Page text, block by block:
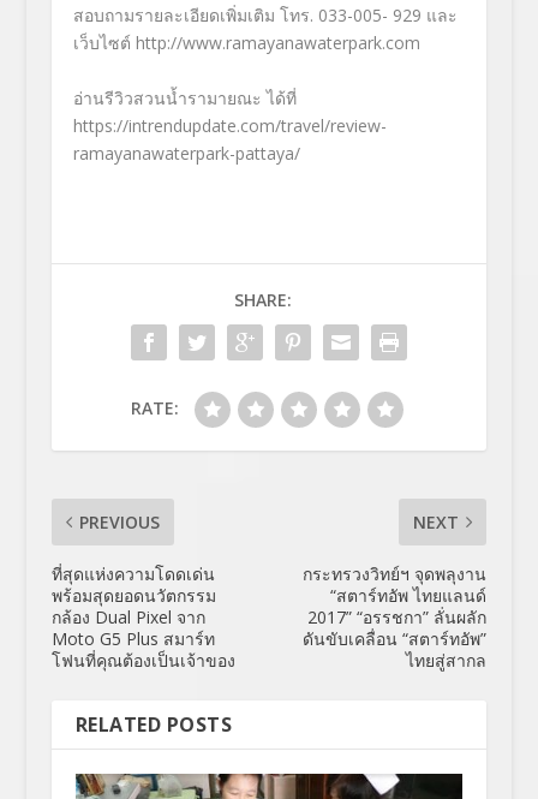
สอบถามรายละเอียดเพิ่มเติม โทร. 033-005- 929 และ
เว็บไซต์ http://www.ramayanawaterpark.com
อ่านรีวิวสวนน้ำรามายณะ ได้ที่
https://intrendupdate.com/travel/review-
ramayanawaterpark-pattaya/
SHARE:
RATE:
PREVIOUS
ที่สุดแห่งความโดดเด่น
พร้อมสุดยอดนวัตกรรม
กล้อง Dual Pixel จาก
Moto G5 Plus สมาร์ท
โฟนที่คุณต้องเป็นเจ้าของ
NEXT
กระทรวงวิทย์ฯ จุดพลุงาน
“สตาร์ทอัพ ไทยแลนด์
2017” “อรรชกา” ลั่นผลัก
ดันขับเคลื่อน “สตาร์ทอัพ”
ไทยสู่สากล
RELATED POSTS